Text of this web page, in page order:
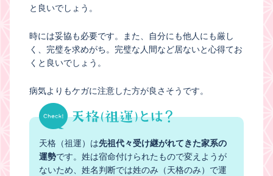
と良いでしょう。
時には妥協も必要です。また、自分にも他人にも厳し
く、完璧を求めがち。完璧な人間など居ないと心得てお
くと良いでしょう。
病気よりもケガに注意した方が良さそうです。
天格（祖運）は先祖代々受け継がれてきた家系の
運勢です。姓は宿命付けられたもので変えようが
ないため、姓名判断では姓のみ（天格のみ）で運